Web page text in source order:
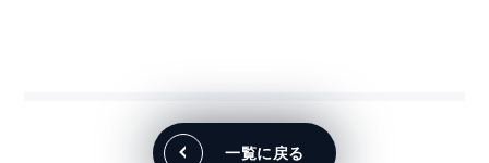
一覧に戻る